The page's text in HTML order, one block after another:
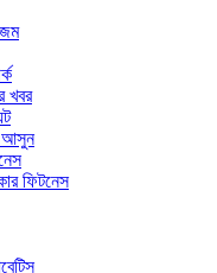
খবর
আসুন
ফিটনেস